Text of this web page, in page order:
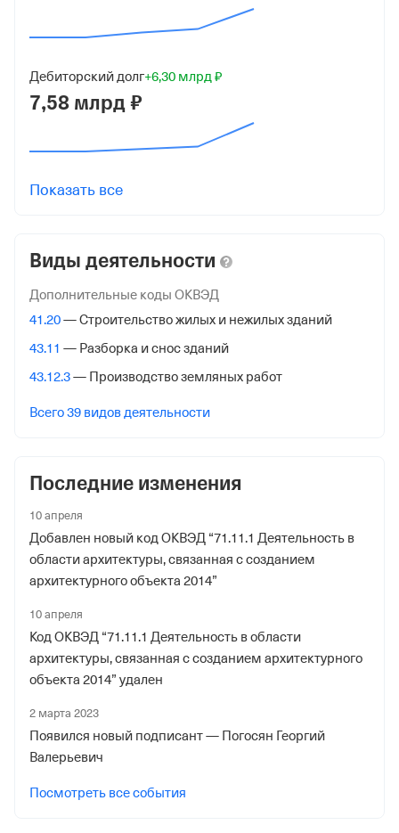
от 11 декабря 2014
КПП
231201001
Регистрация ФНС
Дата регистрации
Межрайонная Инспекция Федеральной Налоговой
Службы № 16 по Краснодарскому краю
Адрес налоговой
350020, Краснодар гор., Коммунаров ул. Д 235,
Дата регистрации
29 декабря 2014
Наименование территориального органа
Отделение Фонда Пенсионного и Социального
Краснодарскому краю
1035893088
Дата регистрации
29 декабря 2014
Отделение Фонда Пенсионного и Социального
Дебиторский долг+6,30 млрд ₽
7,58 млрд ₽
Показать все
Виды деятельности
Дополнительные коды ОКВЭД
41.20— Строительство жилых и нежилых зданий
43.11 — Разборка и снос зданий
43.12.3— Производство земляных работ
Всего 39 видов деятельности
Последние изменения
10 апреля
Добавлен новый код ОКВЭД “71.11.1 Деятельность в
области архитектуры, связанная с созданием
архитектурного объекта 2014”
10 апреля
Код ОКВЭД “71.11.1 Деятельность в области
архитектуры, связанная с созданием архитектурного
объекта 2014” удален
2 марта 2023
Появился новый подписант — Погосян Георгий
Валерьевич
Посмотреть все события